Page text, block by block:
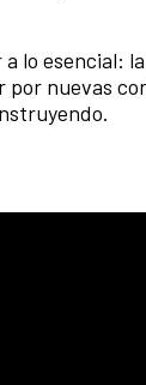
lo esencial:
por nuevas